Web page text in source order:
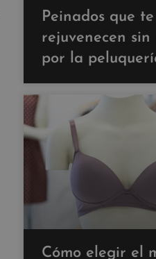
Peinados que te
rejuvenecen sin
por la
Cómo elegir el